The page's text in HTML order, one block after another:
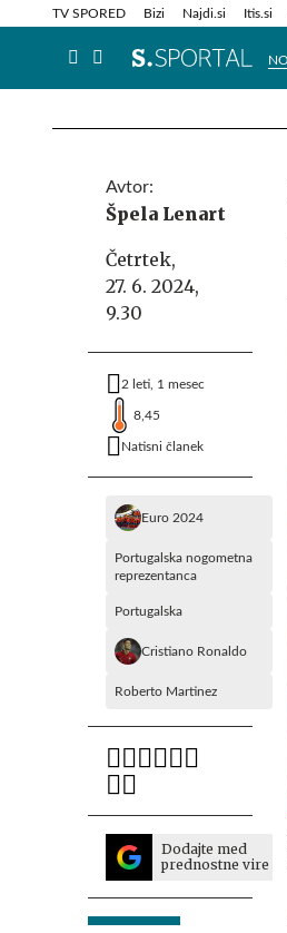
TV SPORED Bizi Najdi.si Itis.si
Info in obvestila
Avtor:
Špela Lenart
Četrtek,
27. 6. 2024,
9.30
2 leti, 1 mesec
8,45
Natisni članek
Euro 2024
Portugalska nogometna
reprezentanca
Portugalska
Cristiano Ronaldo
Roberto Martinez
Dodajte med
prednostne vire